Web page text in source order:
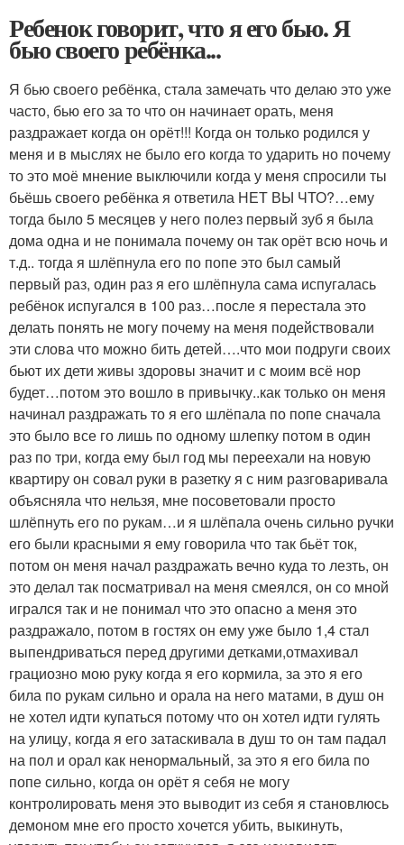
Ребенок говорит, что я его бью. Я
бью своего ребёнка...
Я бью своего ребёнка, стала замечать что делаю это уже
часто, бью его за то что он начинает орать, меня
раздражает когда он орёт!!! Когда он только родился у
меня и в мыслях не было его когда то ударить но почему
то это моё мнение выключили когда у меня спросили ты
бьёшь своего ребёнка я ответила НЕТ ВЫ ЧТО?…ему
тогда было 5 месяцев у него полез первый зуб я была
дома одна и не понимала почему он так орёт всю ночь и
т.д.. тогда я шлёпнула его по попе это был самый
первый раз, один раз я его шлёпнула сама испугалась
ребёнок испугался в 100 раз…после я перестала это
делать понять не могу почему на меня подействовали
эти слова что можно бить детей….что мои подруги своих
бьют их дети живы здоровы значит и с моим всё нор
будет…потом это вошло в привычку..как только он меня
начинал раздражать то я его шлёпала по попе сначала
это было все го лишь по одному шлепку потом в один
раз по три, когда ему был год мы переехали на новую
квартиру он совал руки в разетку я с ним разговаривала
объясняла что нельзя, мне посоветовали просто
шлёпнуть его по рукам…и я шлёпала очень сильно ручки
его были красными я ему говорила что так бьёт ток,
потом он меня начал раздражать вечно куда то лезть, он
это делал так посматривал на меня смеялся, он со мной
игрался так и не понимал что это опасно а меня это
раздражало, потом в гостях он ему уже было 1,4 стал
выпендриваться перед другими детками,отмахивал
грациозно мою руку когда я его кормила, за это я его
била по рукам сильно и орала на него матами, в душ он
не хотел идти купаться потому что он хотел идти гулять
на улицу, когда я его затаскивала в душ то он там падал
на пол и орал как ненормальный, за это я его била по
попе сильно, когда он орёт я себя не могу
контролировать меня это выводит из себя я становлюсь
демоном мне его просто хочется убить, выкинуть,